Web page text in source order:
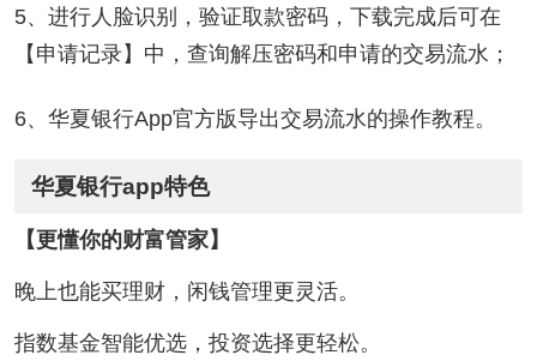
5、进行人脸识别，验证取款密码，下载完成后可在
【申请记录】中，查询解压密码和申请的交易流水；
6、华夏银行App官方版导出交易流水的操作教程。
华夏银行app特色
【更懂你的财富管家】
晚上也能买理财，闲钱管理更灵活。
指数基金智能优选，投资选择更轻松。